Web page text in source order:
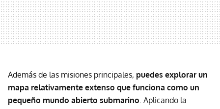
Además de las misiones principales, puedes explorar un
mapa relativamente extenso que funciona como un
pequeño mundo abierto submarino . Aplicando la